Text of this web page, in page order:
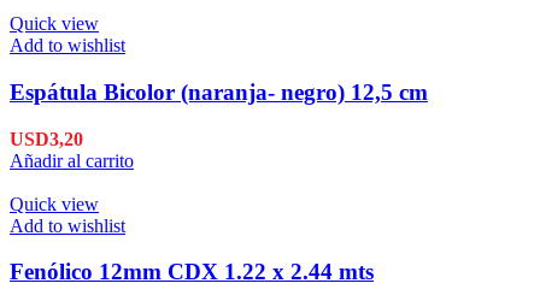
Quick view
Add to wishlist
Espátula Bicolor (naranja- negro) 12,5 cm
USD3,20
Añadir al carrito
Quick view
Add to wishlist
Fenólico 12mm CDX 1.22 x 2.44 mts